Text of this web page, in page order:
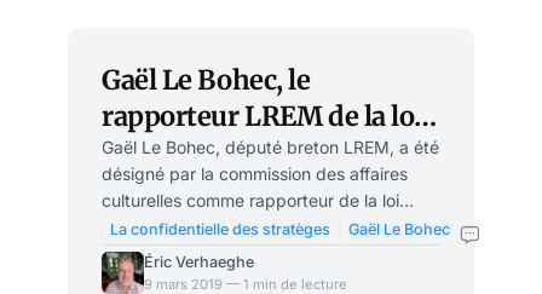
Gaël Le Bohec, le
rapporteur LREM de la loi
santé qui pose problème?
Gaël Le Bohec, député breton LREM, a été
désigné par la commission des affaires
culturelles comme rapporteur de la loi
santé. Ce député, dans la vie civile, est
aussi fondateur et gérant d’une société de
conseil en gestion de stocks pour les
La confidentielle des stratèges
Gaël Le Bohec
Éric Verhaeghe
9 mars 2019 — 1 min de lecture